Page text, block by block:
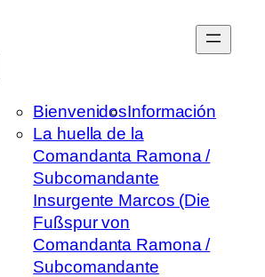
BienvenidosInformación
La huella de la
Comandanta Ramona /
Subcomandante
Insurgente Marcos (Die
Fußspur von
Comandanta Ramona /
Subcomandante